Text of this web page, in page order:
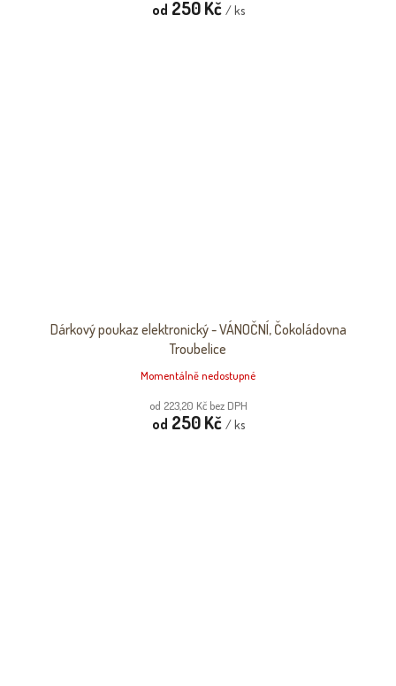
od 250 Kč / ks
Dárkový poukaz elektronický - VÁNOČNÍ, Čokoládovna
Troubelice
Momentálně nedostupné
od 223,20 Kč bez DPH
od 250 Kč / ks